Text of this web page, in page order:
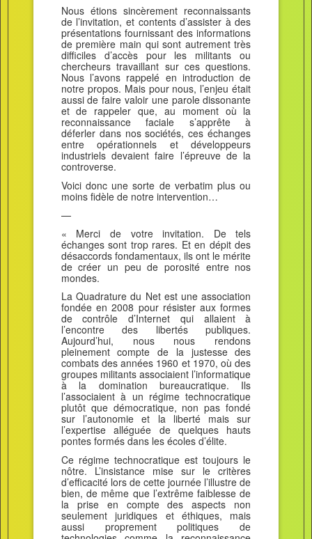
Nous étions sincèrement reconnaissants
de l’invitation, et contents d’assister à des
présentations fournissant des informations
de première main qui sont autrement très
difficiles d’accès pour les militants ou
chercheurs travaillant sur ces questions.
Nous l’avons rappelé en introduction de
notre propos. Mais pour nous, l’enjeu était
aussi de faire valoir une parole dissonante
et de rappeler que, au moment où la
reconnaissance faciale s’apprête à
déferler dans nos sociétés, ces échanges
entre opérationnels et développeurs
industriels devaient faire l’épreuve de la
controverse.
Voici donc une sorte de verbatim plus ou
moins fidèle de notre intervention…
—
« Merci de votre invitation. De tels
échanges sont trop rares. Et en dépit des
désaccords fondamentaux, ils ont le mérite
de créer un peu de porosité entre nos
mondes.
La Quadrature du Net est une association
fondée en 2008 pour résister aux formes
de contrôle d’Internet qui allaient à
l’encontre des libertés publiques.
Aujourd’hui, nous nous rendons
pleinement compte de la justesse des
combats des années 1960 et 1970, où des
groupes militants associaient l’informatique
à la domination bureaucratique. Ils
l’associaient à un régime technocratique
plutôt que démocratique, non pas fondé
sur l’autonomie et la liberté mais sur
l’expertise alléguée de quelques hauts
pontes formés dans les écoles d’élite.
Ce régime technocratique est toujours le
nôtre. L’insistance mise sur le critères
d’efficacité lors de cette journée l’illustre de
bien, de même que l’extrême faiblesse de
la prise en compte des aspects non
seulement juridiques et éthiques, mais
aussi proprement politiques de